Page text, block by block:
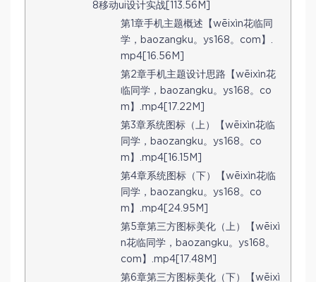
8移动ui设计实战[113.56M]
第1章手机主题概述【wēixìn花临同
学，baozangku。ys168。com】.
mp4[16.56M]
第2章手机主题设计思路【wēixìn花
临同学，baozangku。ys168。co
m】.mp4[17.22M]
第3章系统图标（上）【wēixìn花临
同学，baozangku。ys168。co
m】.mp4[16.15M]
第4章系统图标（下）【wēixìn花临
同学，baozangku。ys168。co
m】.mp4[24.95M]
第5章第三方图标美化（上）【wēixì
n花临同学，baozangku。ys168。
com】.mp4[17.48M]
第6章第三方图标美化（下）【wēixì